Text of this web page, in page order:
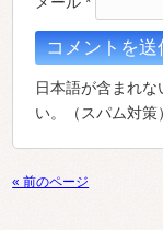
日本語が含まれ
い。（スパム対策
« 前のページ